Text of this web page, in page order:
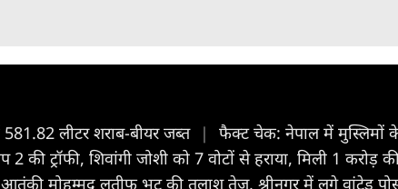
लीटर शराब-बीयर जब्त | फैक्ट चेक: नेपाल में मुस्लिमों
ट्रॉफी, शिवांगी जोशी को 7 वोटों से हराया, मिली 1 करोड़
मोहम्मद लतीफ भट की तलाश तेज, श्रीनगर में लगे वांटेड